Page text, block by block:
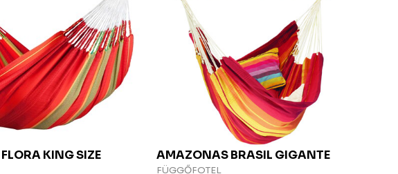
FLORA KING SIZE AMAZONASBRASIL GIGANTE
FÜGGŐFOTEL